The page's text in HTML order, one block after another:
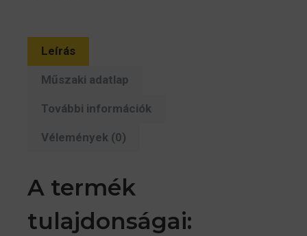
nyomtató
mennyiség
Leírás
Műszaki adatlap
További információk
Vélemények (0)
A termék
tulajdonságai: